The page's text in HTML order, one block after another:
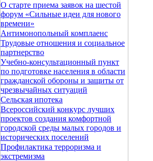
О старте приема заявок на шестой
форум «Сильные идеи для нового
времени»
Антимонопольный комплаенс
Трудовые отношения и социальное
партнерство
Учебно-консультационный пункт
по подготовке населения в области
гражданской обороны и защиты от
чрезвычайных ситуаций
Сельская ипотека
Всероссийский конкурс лучших
проектов создания комфортной
городской среды малых городов и
исторических поселений
Профилактика терроризма и
экстремизма